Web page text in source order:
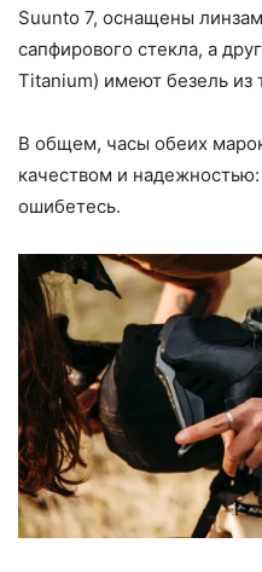
Suunto 7, оснащены
сапфирового стекла, а
Titanium) имеют безель из
В общем, часы обеих
качеством и
ошибетесь.